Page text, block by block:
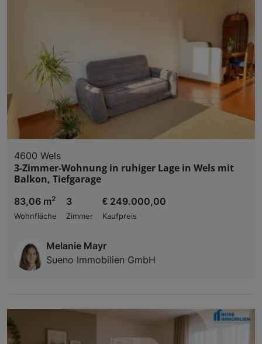
4600 Wels
3-Zimmer-Wohnung in ruhiger Lage in Wels mit
Balkon, Tiefgarage
83,06 m2
Wohnfläche
3
Zimmer
€ 249.000,00
Kaufpreis
Melanie Mayr
Sueno Immobilien GmbH